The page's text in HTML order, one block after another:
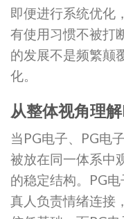
即便进行系统优化
有使用习惯不被打
的发展不是频繁颠
化。
从整体视角理
当PG电子、PG电
被放在同一体系中
的稳定结构。PG
真人负责情绪连接